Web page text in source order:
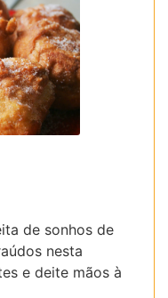
de sonhos de
nesta
e deite mãos à